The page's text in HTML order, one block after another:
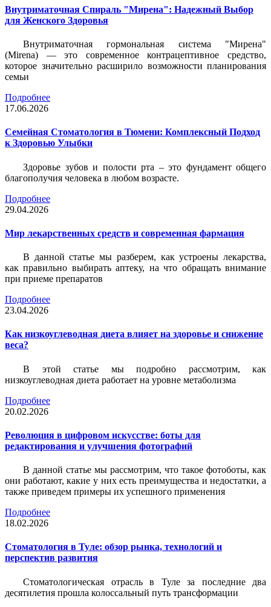
Внутриматочная Спираль "Мирена": Надежный Выбор
для Женского Здоровья
Внутриматочная гормональная система "Мирена"
(Mirena) — это современное контрацептивное средство,
которое значительно расширило возможности планирования
семьи
Подробнее
17.06.2026
Семейная Стоматология в Тюмени: Комплексный Подход
к Здоровью Улыбки
Здоровье зубов и полости рта – это фундамент общего
благополучия человека в любом возрасте.
Подробнее
29.04.2026
Мир лекарственных средств и современная фармация
В данной статье мы разберем, как устроены лекарства,
как правильно выбирать аптеку, на что обращать внимание
при приеме препаратов
Подробнее
23.04.2026
Как низкоуглеводная диета влияет на здоровье и снижение
веса?
В этой статье мы подробно рассмотрим, как
низкоуглеводная диета работает на уровне метаболизма
Подробнее
20.02.2026
Революция в цифровом искусстве: боты для
редактирования и улучшения фотографий
В данной статье мы рассмотрим, что такое фотоботы, как
они работают, какие у них есть преимущества и недостатки, а
также приведем примеры их успешного применения
Подробнее
18.02.2026
Стоматология в Туле: обзор рынка, технологий и
перспектив развития
Стоматологическая отрасль в Туле за последние два
десятилетия прошла колоссальный путь трансформации